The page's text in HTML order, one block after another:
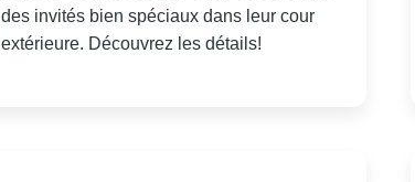
des invités bien spéciaux dans leur cour
extérieure. Découvrez les détails!